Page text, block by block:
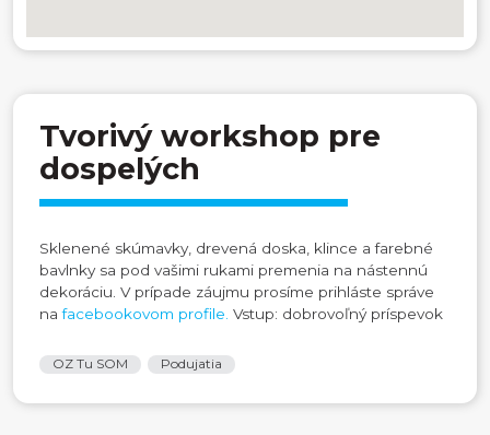
Tvorivý workshop pre
dospelých
Sklenené skúmavky, drevená doska, klince a farebné
bavlnky sa pod vašimi rukami premenia na nástennú
dekoráciu. V prípade záujmu prosíme prihláste správe
nafacebookovom profile. Vstup: dobrovoľný príspevok
OZ Tu SOM Podujatia